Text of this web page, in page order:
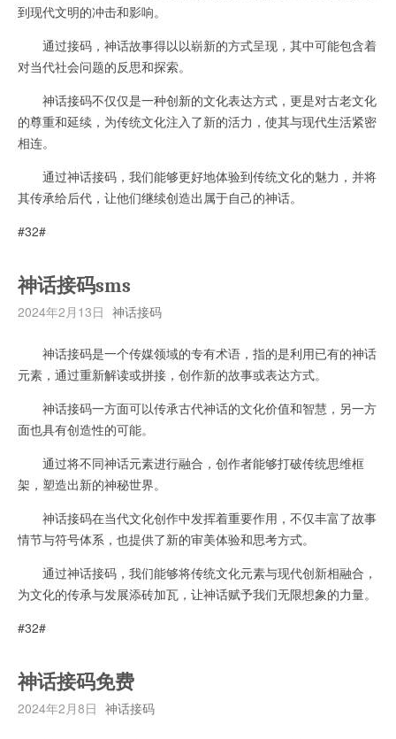
到现代文明的冲击和影响。
通过接码，神话故事得以以崭新的方式呈现，其中可能包含着
对当代社会问题的反思和探索。
神话接码不仅仅是一种创新的文化表达方式，更是对古老文化
的尊重和延续，为传统文化注入了新的活力，使其与现代生活紧密
相连。
通过神话接码，我们能够更好地体验到传统文化的魅力，并将
其传承给后代，让他们继续创造出属于自己的神话。
#32#
神话接码sms
2024年2月13日 神话接码
神话接码是一个传媒领域的专有术语，指的是利用已有的神话
元素，通过重新解读或拼接，创作新的故事或表达方式。
神话接码一方面可以传承古代神话的文化价值和智慧，另一方
面也具有创造性的可能。
通过将不同神话元素进行融合，创作者能够打破传统思维框
架，塑造出新的神秘世界。
神话接码在当代文化创作中发挥着重要作用，不仅丰富了故事
情节与符号体系，也提供了新的审美体验和思考方式。
通过神话接码，我们能够将传统文化元素与现代创新相融合，
为文化的传承与发展添砖加瓦，让神话赋予我们无限想象的力量。
#32#
神话接码免费
2024年2月8日 神话接码